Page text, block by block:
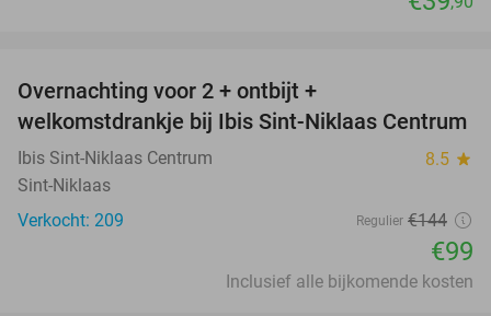
Overnachting voor 2 + ontbijt +
welkomstdrankje bij Ibis Sint-Niklaas Centrum
Ibis Sint-Niklaas Centrum 8.5 star
Sint-Niklaas
Verkocht: 209
Regulier €144
€99
Inclusief alle bijkomende kosten